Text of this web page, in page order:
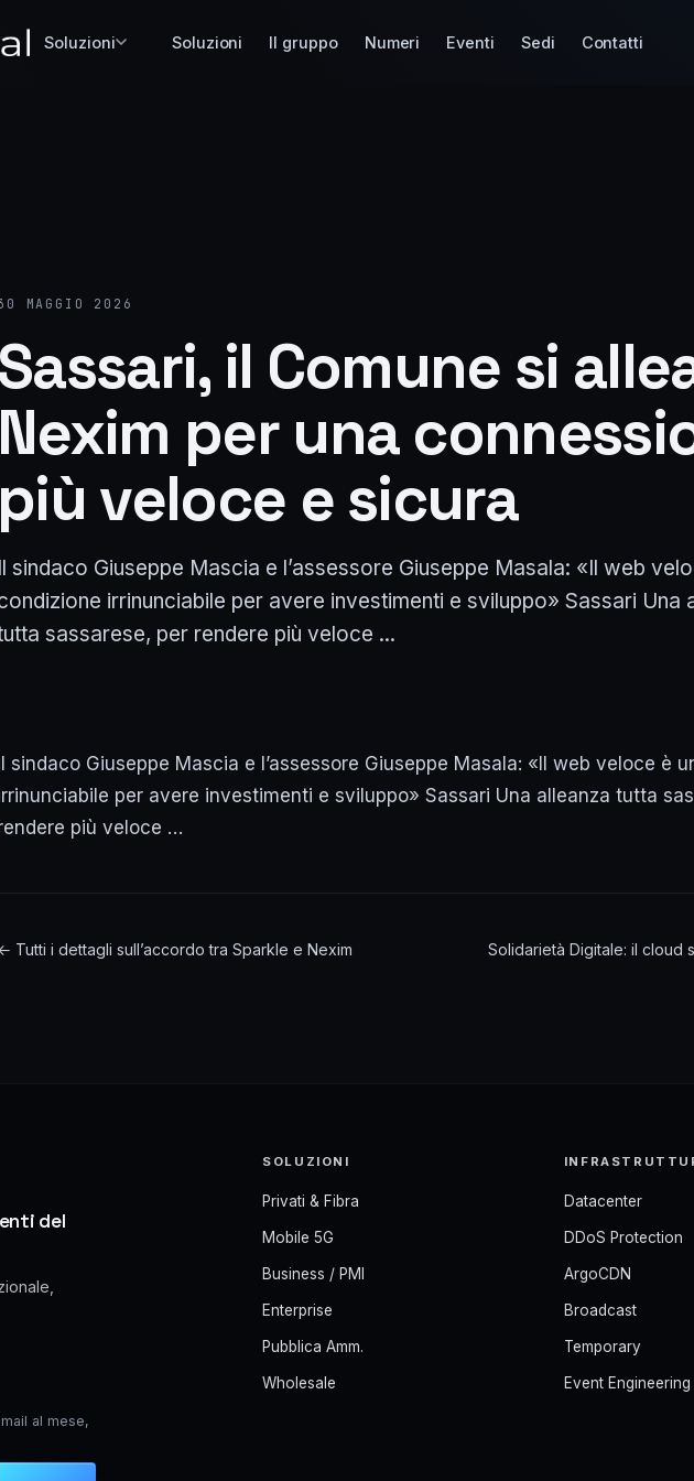
Soluzioni Soluzioni Il gruppo Numeri Eventi Sedi Contatti
MAGGIO 2026
Sassari, il Comune si
Nexim per una
più veloce e sicura
Il sindaco Giuseppe Mascia e l’assessore Giuseppe Masala: «Il web
irrinunciabile per avere investimenti e sviluppo» Sassari Una
sassarese, per rendere più veloce ...
Il sindaco Giuseppe Mascia e l’assessore Giuseppe Masala: «Il web veloce è
per avere investimenti e sviluppo» Sassari Una alleanza tutta
più veloce …
Tutti i dettagli sull’accordo tra Sparkle e Nexim Solidarietà Digitale: il cloud
del
al mese,
SOLUZIONI
Privati & Fibra
Mobile 5G
Business / PMI
Enterprise
Pubblica Amm.
Wholesale
Datacenter
DDoS Protection
ArgoCDN
Broadcast
Temporary
Event Engineering